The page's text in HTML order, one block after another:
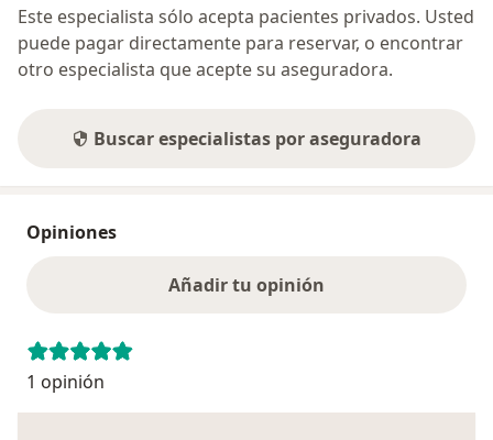
Este especialista sólo acepta pacientes privados. Usted
puede pagar directamente para reservar, o encontrar
otro especialista que acepte su aseguradora.
Buscar especialistas por aseguradora
Opiniones
Añadir tu opinión
1 opinión